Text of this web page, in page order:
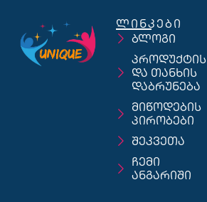
ლინკები
ბლოგი
პროდუქტის
და თანხის
დაბრუნება
მიწოდების
პირობები
შეკვეთა
ჩემი
ანგარიში